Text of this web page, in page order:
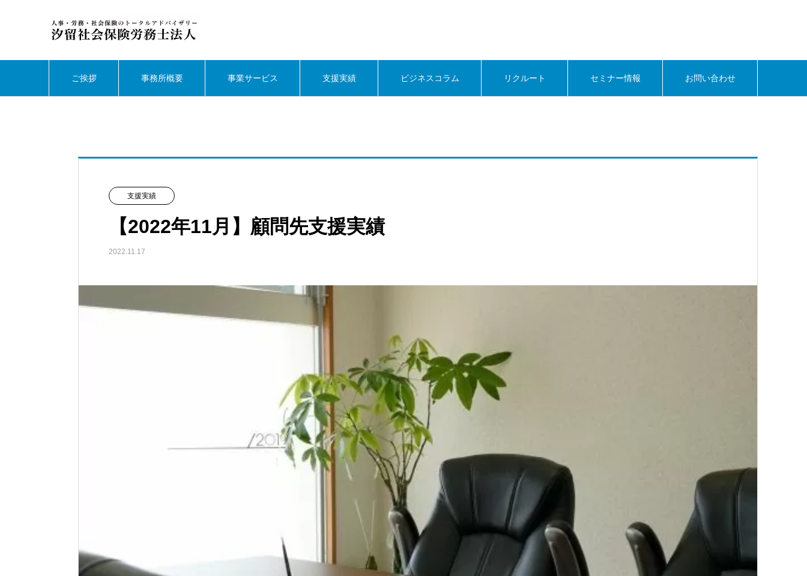
ご挨拶 事務所概要 事業サービス 支援実績 ビジネスコラム リクルート セミナー情報 お問い合わせ
支援実績
【2022年11月】顧問先支援実績
2022.11.17